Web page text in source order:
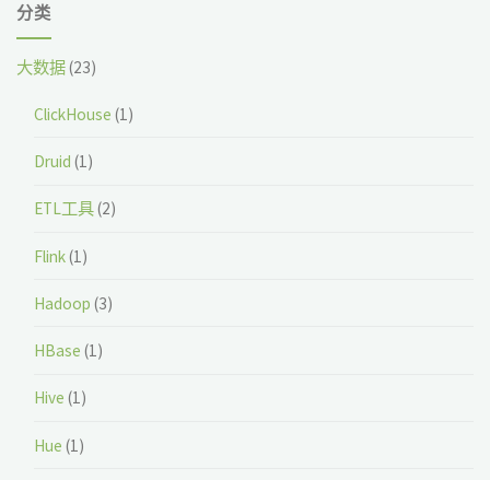
分类
大数据(23)
ClickHouse (1)
Druid (1)
ETL工具(2)
Flink(1)
Hadoop (3)
HBase (1)
Hive (1)
Hue (1)